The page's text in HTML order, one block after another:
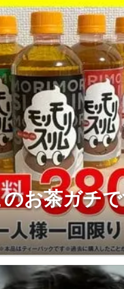
お茶ガチ